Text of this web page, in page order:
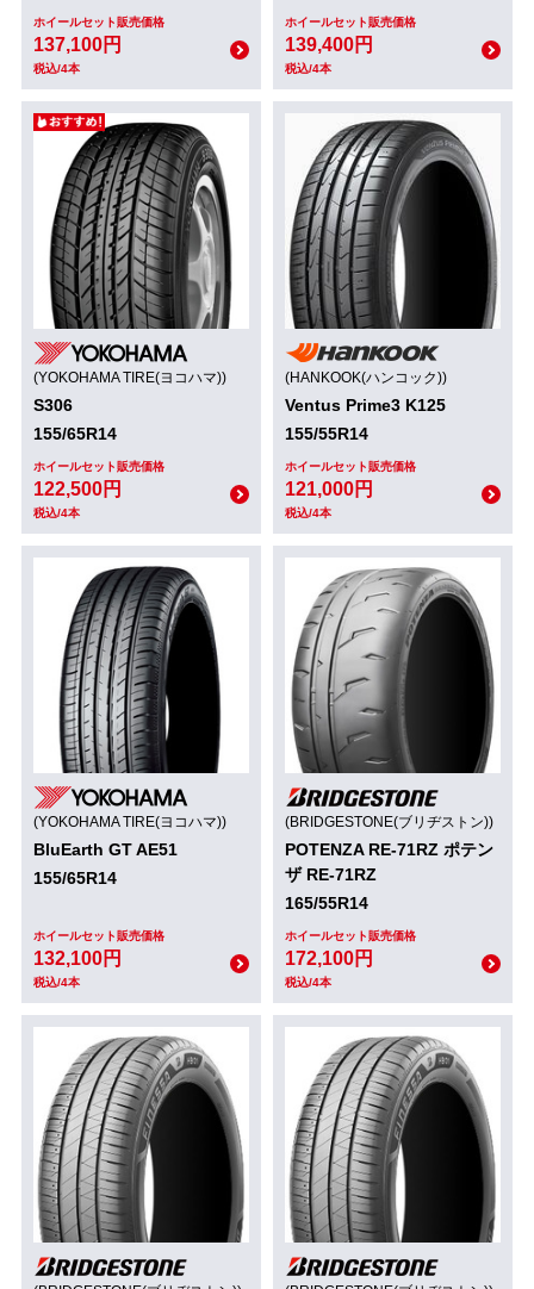
ホイールセット販売価格
137,100円
税込/4本
ホイールセット販売価格
139,400円
税込/4本
(YOKOHAMA TIRE(ヨコハマ))
S306
155/65R14
ホイールセット販売価格
122,500円
税込/4本
(HANKOOK(ハンコック))
Ventus Prime3 K125
155/55R14
ホイールセット販売価格
121,000円
税込/4本
(YOKOHAMA TIRE(ヨコハマ))
BluEarth GT AE51
155/65R14
ホイールセット販売価格
132,100円
税込/4本
(BRIDGESTONE(ブリヂストン))
POTENZA RE-71RZ ポテン
ザ RE-71RZ
165/55R14
ホイールセット販売価格
172,100円
税込/4本